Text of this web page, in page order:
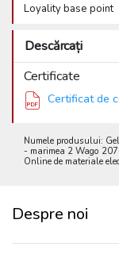
Loyality base point
Descărcați
Certificate
Certificat de
Numele produsului:
- marimea 2 Wago
Online de materiale
Despre noi